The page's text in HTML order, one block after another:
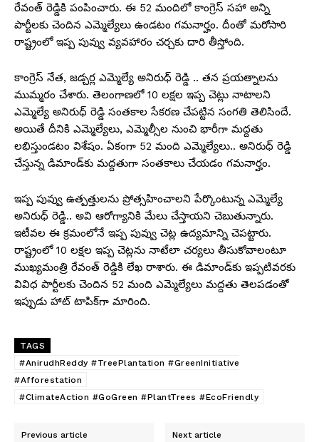
రేవంత్ రెడ్డికి పంపించారు. ఈ 52 మందిలో కాంగ్రెస్ సహా అన్ని
పార్టీలకు చెందిన ఎమ్మెల్యేలు ఉండటం గమనార్హం. దీంతో మరోసారి
రాష్ట్రంలో ఇప్ప పువ్వు వ్యవహారం చర్చకు దారి తీస్తోంది.
కాంగ్రెస్ నేత, జడ్చర్ల ఎమ్మెల్యే అనిరుధ్ రెడ్డి .. తన ప్రయత్నాలను
ముమ్మరం చేశారు. తెలంగాణలో 10 లక్షల ఇప్ప చెట్లు నాటాలని
ఎమ్మెల్యే అనిరుధ్ రెడ్డి సంతకాల సేకరణ చేపట్టిన సంగతి తెలిసిందే.
అయితే దీనికి ఎమ్మెల్యేలు, ఎమ్మెల్సీల నుంచి భారీగా మద్దతు
లభిస్తుండటం విశేషం. ఏకంగా 52 మంది ఎమ్మెల్యేలు.. అనిరుధ్ రెడ్డి
చేస్తున్న డిమాండ్‌కు మద్దతుగా సంతకాలు చేయడం గమనార్హం.
ఇప్ప పువ్వు ఉత్పత్తులను ప్రోత్సహించాలని పేర్కొంటున్న ఎమ్మెల్యే
అనిరుధ్ రెడ్డి.. అవి ఆరోగ్యానికి మేలు చేస్తాయని చెబుతున్నారు.
ఇటీవల ఈ క్రమంలోనే ఇప్ప పువ్వు చెట్ల ఉద్యమాన్ని చెపట్టారు.
రాష్ట్రంలో 10 లక్షల ఇప్ప చెట్లను నాటేలా చర్యలు తీసుకోవాలంటూ
ముఖ్యమంత్రి రేవంత్ రెడ్డికి లేఖ రాశారు. ఈ డిమాండ్‌కు ఇప్పటివరకు
వివిధ పార్టీలకు చెందిన 52 మంది ఎమ్మెల్యేలు మద్దతు తెలపడంతో
ఇప్పుడు హాట్ టాపిక్‌గా మారింది.
TAGS
#AnirudhReddy #TreePlantation #GreenInitiative
#Afforestation
#ClimateAction #GoGreen #PlantTrees #EcoFriendly
Previous article Next article